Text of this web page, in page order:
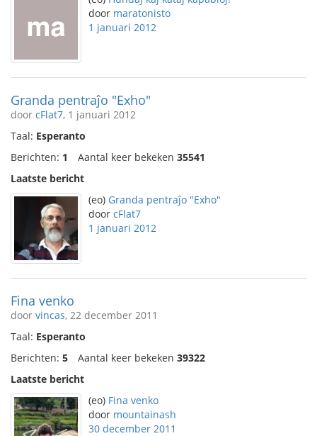
door maratonisto
1 januari 2012
Granda pentraĵo "Exho"
door cFlat7, 1 januari 2012
Taal: Esperanto
Berichten: 1 Aantal keer bekeken 35541
Laatste bericht
(eo) Granda pentraĵo "Exho"
door cFlat7
1 januari 2012
Fina venko
door vincas, 22 december 2011
Taal: Esperanto
Berichten: 5 Aantal keer bekeken 39322
Laatste bericht
(eo) Fina venko
door mountainash
30 december 2011